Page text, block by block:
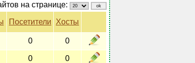
на странице:
Посетители Хосты
0 0
0 0